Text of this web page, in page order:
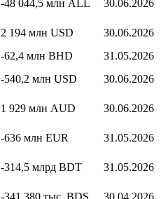
значение
-48 044,5 млн ALL
30.06.2026
2 194 млн USD
30.06.2026
-62,4 млн BHD
31.05.2026